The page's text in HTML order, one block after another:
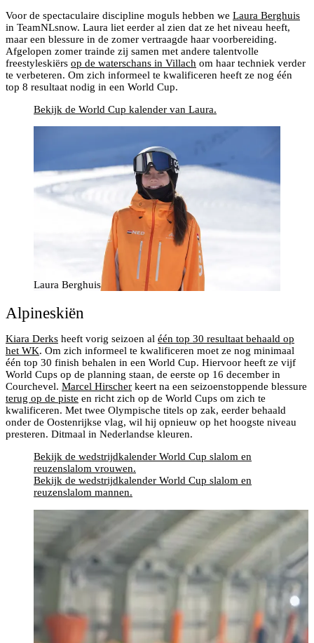
Voor de spectaculaire discipline moguls hebben we Laura Berghuis
in TeamNLsnow. Laura liet eerder al zien dat ze het niveau heeft,
maar een blessure in de zomer vertraagde haar voorbereiding.
Afgelopen zomer trainde zij samen met andere talentvolle
freestyleskiërs op de waterschans in Villach om haar techniek verder
te verbeteren. Om zich informeel te kwalificeren heeft ze nog één
top 8 resultaat nodig in een World Cup.
Bekijk de World Cup kalender van Laura.
Laura Berghuis
Alpineskiën
Kiara Derks heeft vorig seizoen al één top 30 resultaat behaald op
het WK. Om zich informeel te kwalificeren moet ze nog minimaal
één top 30 finish behalen in een World Cup. Hiervoor heeft ze vijf
World Cups op de planning staan, de eerste op 16 december in
Courchevel. Marcel Hirscher keert na een seizoenstoppende blessure
terug op de piste en richt zich op de World Cups om zich te
kwalificeren. Met twee Olympische titels op zak, eerder behaald
onder de Oostenrijkse vlag, wil hij opnieuw op het hoogste niveau
presteren. Ditmaal in Nederlandse kleuren.
Bekijk de wedstrijdkalender World Cup slalom en
reuzenslalom vrouwen.
Bekijk de wedstrijdkalender World Cup slalom en
reuzenslalom mannen.